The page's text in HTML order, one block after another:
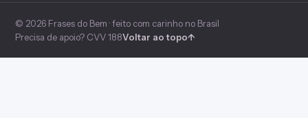
© 2026 Frases do Bem · feito com carinho no Brasil
Precisa de apoio? CVV 188Voltar ao topo↑